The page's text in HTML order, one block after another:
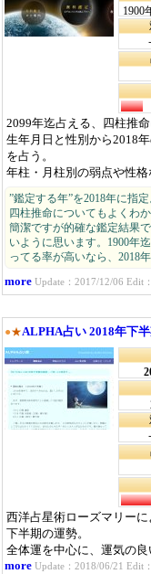
1900
2099年迄占える、四柱推
生年月日と性別から2018
を占う。
年柱・月柱別の弱点や性格
”鑑定する年”を2018年に指定
四柱推命についてもよくわ
簡潔ですが的確な鑑定結果
いように思います。1900年
ってる率が高いなら、2018
more Update：2017/12/06 Edit
●★ALPHA占い 2018年下
西洋占星術ローズマリー
下半期の運勢。
全体運を中心に、運気の良
more Update：2018/06/21 Edit